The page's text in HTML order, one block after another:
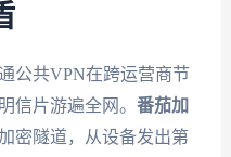
公共VPN在跨运营商节
信片游遍全网。 番茄加
密隧道，从设备发出第